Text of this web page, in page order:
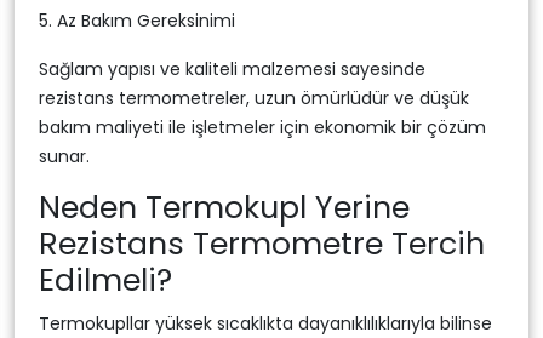
5. Az Bakım Gereksinimi
Sağlam yapısı ve kaliteli malzemesi sayesinde
rezistans termometreler, uzun ömürlüdür ve düşük
bakım maliyeti ile işletmeler için ekonomik bir çözüm
sunar.
Neden Termokupl Yerine
Rezistans Termometre Tercih
Edilmeli?
Termokupllar yüksek sıcaklıkta dayanıklılıklarıyla bilinse